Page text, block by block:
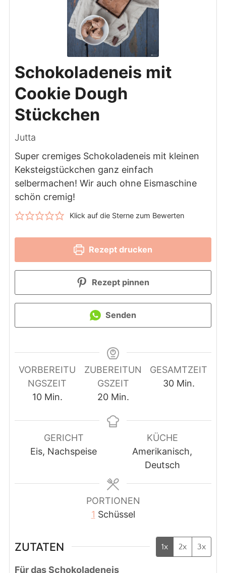
Schokoladeneis mit
Cookie Dough
Stückchen
Jutta
Super cremiges Schokoladeneis mit kleinen
Keksteigstückchen ganz einfach
selbermachen! Wir auch ohne Eismaschine
schön cremig!
Klick auf die Sterne zum Bewerten
Rezept drucken
Rezept pinnen
Senden
VORBEREITU
NGSZEIT
10Minuten
Min.
ZUBEREITUN
GSZEIT
20Minuten
Min.
GESAMTZEIT
30Minuten
Min.
GERICHT
Eis, Nachspeise
KÜCHE
Amerikanisch,
Deutsch
PORTIONEN
1 Schüssel
ZUTATEN 1x 2x 3x
Für das Schokoladeneis